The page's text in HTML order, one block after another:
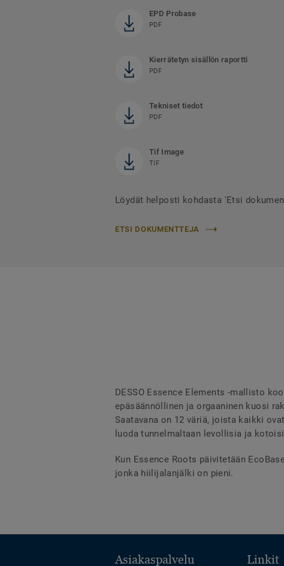
EPD Probase
PDF
Kierrätetyn sisällön raportti
PDF
Tekniset tiedot
PDF
Tif Image
TIF
Löydät helposti kohdasta 'Etsi
ETSI DOKUMENTTEJA
DESSO Essence Elements -mallisto
epäsäännöllinen ja orgaaninen kuosi
Saatavana on 12 väriä, joista kaikki
luoda tunnelmaltaan levollisia ja
Kun Essence Roots päivitetään
jonka hiilijalanjälki on pieni.
Asiakaspalvelu Linkit